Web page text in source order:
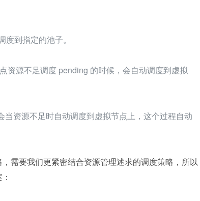
到指定的池子。
资源不足调度 pending 的时候，会自动调度到虚拟
资源不足时自动调度到虚拟节点上，这个过程自动
需要我们更紧密结合资源管理述求的调度策略，所以